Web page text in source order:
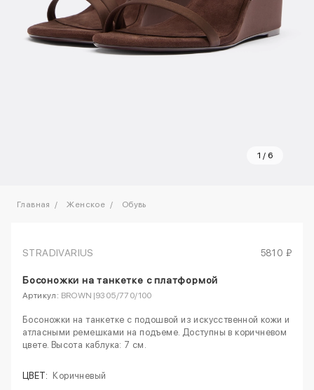
1 / 6
Главная Женское Обувь
STRADIVARIUS 5810 ₽
Босоножки на танкетке с платформой
Артикул: BROWN|9305/770/100
Босоножки на танкетке с подошвой из искусственной кожи и
атласными ремешками на подъеме. Доступны в коричневом
цвете. Высота каблука: 7 см.
ЦВЕТ: Коричневый